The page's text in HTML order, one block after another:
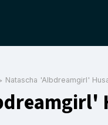
Natascha 'Albdreamgirl'